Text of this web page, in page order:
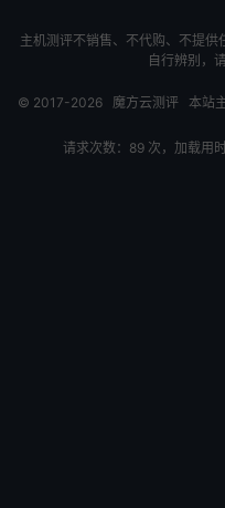
主机测评不销售、不代购、不提供
自行辨别，
© 2017-2026 魔方云测评 本站
请求次数：89 次，加载用